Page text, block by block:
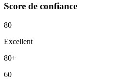
Score de confiance
80
Excellent
80+
60